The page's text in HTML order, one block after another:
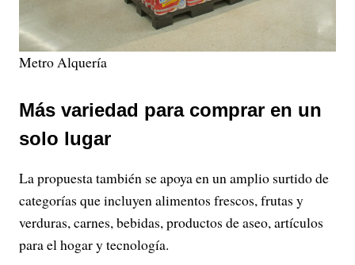
Metro Alquería
Más variedad para comprar en un
solo lugar
La propuesta también se apoya en un amplio surtido de
categorías que incluyen alimentos frescos, frutas y
verduras, carnes, bebidas, productos de aseo, artículos
para el hogar y tecnología.